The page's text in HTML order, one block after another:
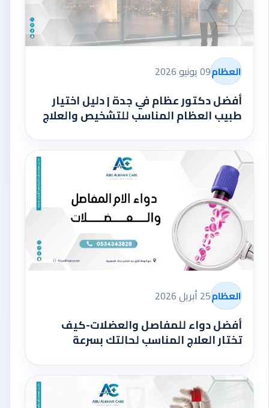
العظام09 يونيو 2026
أفضل دكتور عظام في جدة | دليل اختيار
طبيب العظام المناسب للتشخيص والعلاج
العظام25 أبريل 2026
أفضل دواء للمفاصل والعضلات-كيف
تختار العلاج المناسب لحالتك بسرعة